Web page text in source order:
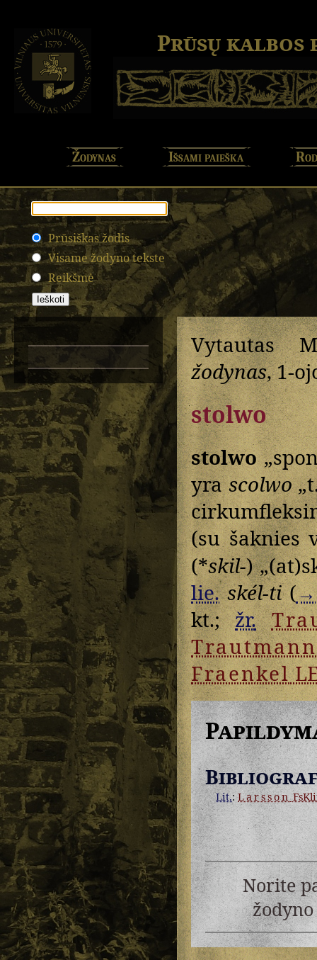
Prūsų kalbos
Žodynas Išsami paieška
Prūsiškas žodis
Visame žodyno tekste
Reikšmė
Vytautas
žodynas, 1-
stolwo
stolwo
yrascolwo
(su šaknies
(*skil-)
lie. skél-ti(→
kt.;žr.
Trautmann
Fraenkel
Lit.:Larsson
Norite